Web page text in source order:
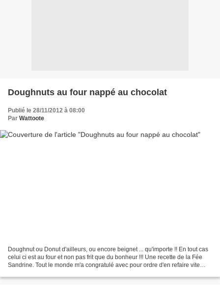
Doughnuts au four nappé au chocolat
Publié le 28/11/2012 à 08:00
Par Wattoote
Doughnut ou Donut d'ailleurs, ou encore beignet ... qu'importe !! En tout cas
celui ci est au four et non pas frit que du bonheur !!! Une recette de la Fée
Sandrine. Tout le monde m'a congratulé avec pour ordre d'en refaire vite